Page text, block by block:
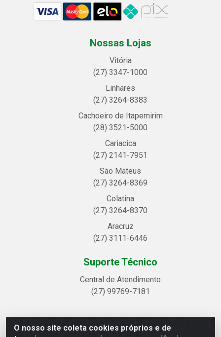
O nosso site coleta cookies próprios e de
Nossas Lojas
Vitória
(27) 3347-1000
Linhares
(27) 3264-8383
Cachoeiro de Itapemirim
(28) 3521-5000
Cariacica
(27) 2141-7951
São Mateus
(27) 3264-8369
Colatina
(27) 3264-8370
Aracruz
(27) 3111-6446
Suporte Técnico
Central de Atendimento
(27) 99769-7181
Linhavix Distribuidora LTDA - Avenida Alegre, 2521 -